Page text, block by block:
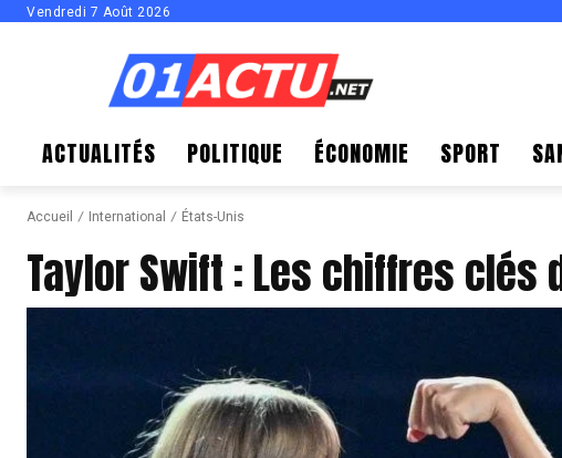
Vendredi 7 Août 2026
ACTUALITÉS POLITIQUE ÉCONOMIE SPORT
Accueil International États-Unis
Taylor Swift : Les chiffres clés